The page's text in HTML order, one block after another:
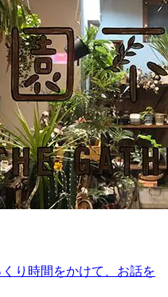
り時間をかけて、お話を